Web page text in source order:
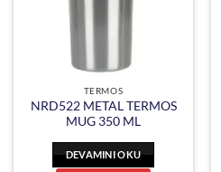
TERMOS
NRD522 METAL TERMOS
MUG 350 ML
DEVAMINI OKU